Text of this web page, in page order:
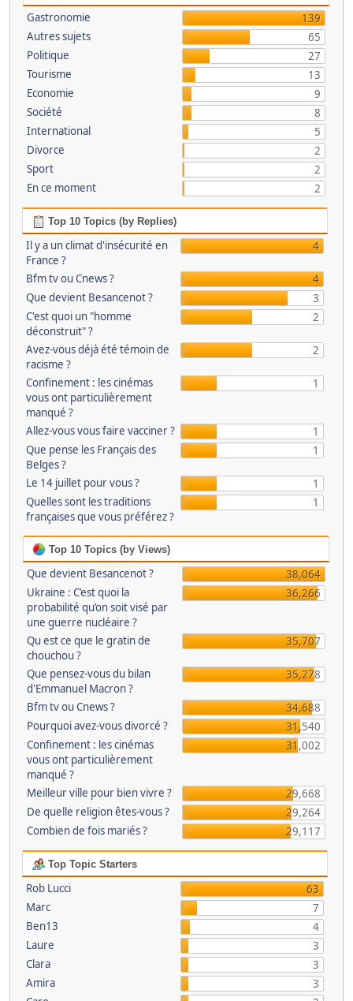
Gastronomie
139
Autres sujets
65
Politique
27
Tourisme
13
Economie
9
Société
8
International
5
Divorce
2
Sport
2
En ce moment
2
Top 10 Topics (by Replies)
Il y a un climat d'insécurité en
France ?
4
Bfm tv ou Cnews ?
4
Que devient Besancenot ?
3
C'est quoi un "homme
déconstruit" ?
2
Avez-vous déjà été témoin de
racisme ?
2
Confinement : les cinémas
vous ont particulièrement
manqué ?
1
Allez-vous vous faire vacciner ?
1
Que pense les Français des
Belges ?
1
Le 14 juillet pour vous ?
1
Quelles sont les traditions
françaises que vous préférez ?
1
Top 10 Topics (by Views)
Que devient Besancenot ?
38,064
Ukraine : C’est quoi la
probabilité qu’on soit visé par
une guerre nucléaire ?
36,266
Qu est ce que le gratin de
chouchou ?
35,707
Que pensez-vous du bilan
d'Emmanuel Macron ?
35,278
Bfm tv ou Cnews ?
34,688
Pourquoi avez-vous divorcé ?
31,540
Confinement : les cinémas
vous ont particulièrement
manqué ?
31,002
Meilleur ville pour bien vivre ?
29,668
De quelle religion êtes-vous ?
29,264
Combien de fois mariés ?
29,117
Top Topic Starters
Rob Lucci
63
Marc
7
Ben13
4
Laure
3
Clara
3
Amira
3